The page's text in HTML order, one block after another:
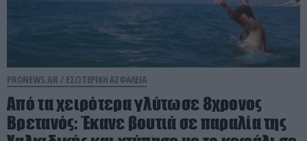
PRONEWS.GR / ΕΣΩΤΕΡΙΚΗ ΑΣΦΑΛΕΙΑ
Από τα χειρότερα γλύτωσε 8χρονος
Βρετανός: Έκανε βουτιά σε παραλία της